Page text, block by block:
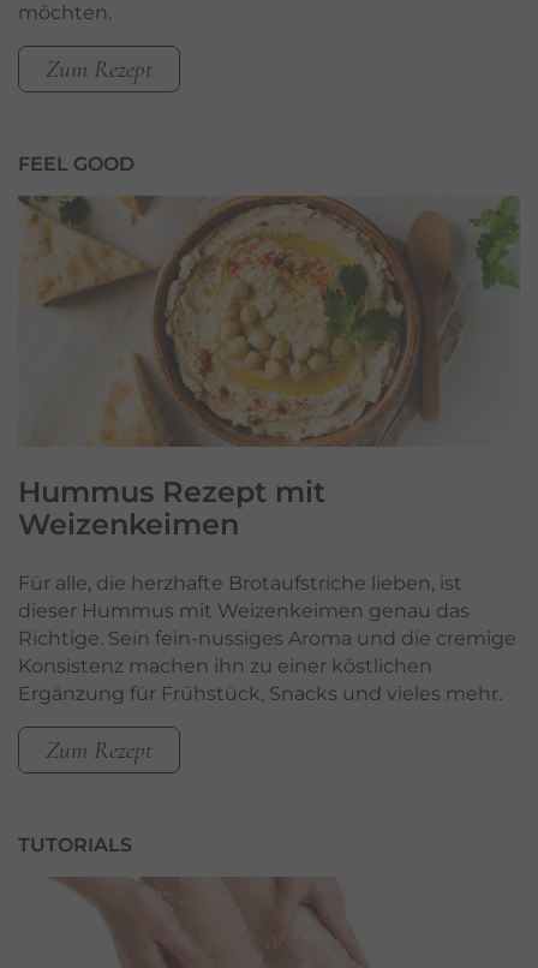
möchten.
Zum Rezept
FEEL GOOD
Hummus Rezept mit
Weizenkeimen
Für alle, die herzhafte Brotaufstriche lieben, ist
dieser Hummus mit Weizenkeimen genau das
Richtige. Sein fein-nussiges Aroma und die cremige
Konsistenz machen ihn zu einer köstlichen
Ergänzung für Frühstück, Snacks und vieles mehr.
Zum Rezept
TUTORIALS